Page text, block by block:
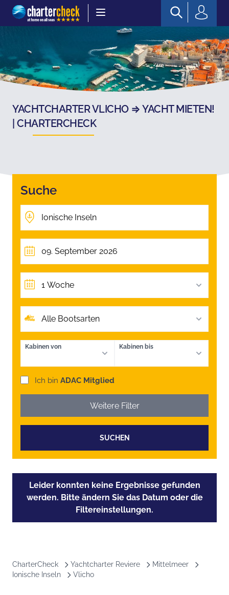
Chartercheck
YACHTCHARTER VLICHO ⇒ YACHT MIETEN!
| CHARTERCHECK
Suche
1 Woche
Alle Bootsarten
Kabinen von Kabinen bis
Ich bin ADAC Mitglied
Weitere Filter
SUCHEN
Leider konnten keine Ergebnisse gefunden
werden. Bitte ändern Sie das Datum oder die
Filtereinstellungen.
CharterCheck Yachtcharter Reviere
Mittelmeer
Ionische Inseln
Vlicho